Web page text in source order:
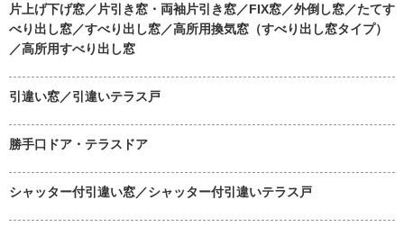
片上げ下げ窓／片引き窓・両袖片引き窓／FIX窓／外倒し窓／たてす
べり出し窓／すべり出し窓／高所用換気窓（すべり出し窓タイプ）
／高所用すべり出し窓
引違い窓／引違いテラス戸
勝手口ドア・テラスドア
シャッター付引違い窓／シャッター付引違いテラス戸